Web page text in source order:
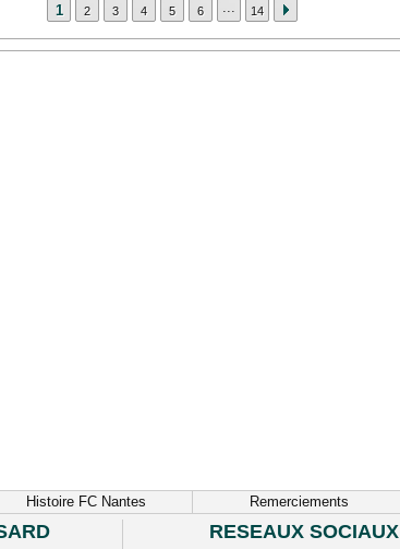
1 2 3 4 5 6 ... 14
Histoire FC Nantes Remerciements
RESEAUX SOCIAUX